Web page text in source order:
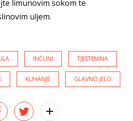
limunovim sokom te
uljem.
INĆUNI TJESTENINA
KUHANJE GLAVNO JELO